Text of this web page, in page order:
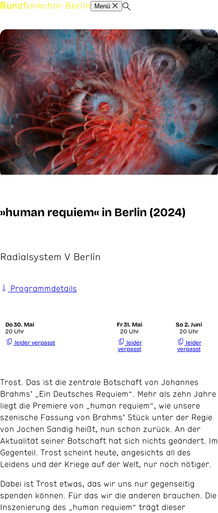
Menü
»human requiem« in Berlin (2024)
Radialsystem V Berlin
Programmdetails
Do30. Mai
20 Uhr
leider verpasst
Fr31. Mai
20 Uhr
leider
verpasst
So 2. Juni
20 Uhr
leider
verpasst
Trost. Das ist die zentrale Botschaft von Johannes
Brahms’ „Ein Deutsches Requiem“. Mehr als zehn Jahre
liegt die Premiere von „human requiem“, wie unsere
szenische Fassung von Brahms’ Stück unter der Regie
von Jochen Sandig heißt, nun schon zurück. An der
Aktualität seiner Botschaft hat sich nichts geändert. Im
Gegenteil. Trost scheint heute, angesichts all des
Leidens und der Kriege auf der Welt, nur noch nötiger.
Dabei ist Trost etwas, das wir uns nur gegenseitig
spenden können. Für das wir die anderen brauchen. Die
Inszenierung des „human requiem“ trägt dieser